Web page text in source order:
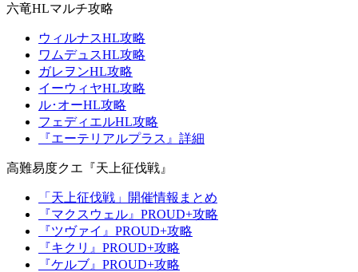
六竜HLマルチ攻略
ウィルナスHL攻略
ワムデュスHL攻略
ガレヲンHL攻略
イーウィヤHL攻略
ル･オーHL攻略
フェディエルHL攻略
『エーテリアルプラス』詳細
高難易度クエ『天上征伐戦』
「天上征伐戦」開催情報まとめ
『マクスウェル』PROUD+攻略
『ツヴァイ』PROUD+攻略
『キクリ』PROUD+攻略
『ケルブ』PROUD+攻略